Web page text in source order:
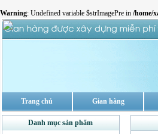
Warning: Undefined variable $strImagePre in /home/
Trang chủ Gian hàng
Danh mục sản phẩm